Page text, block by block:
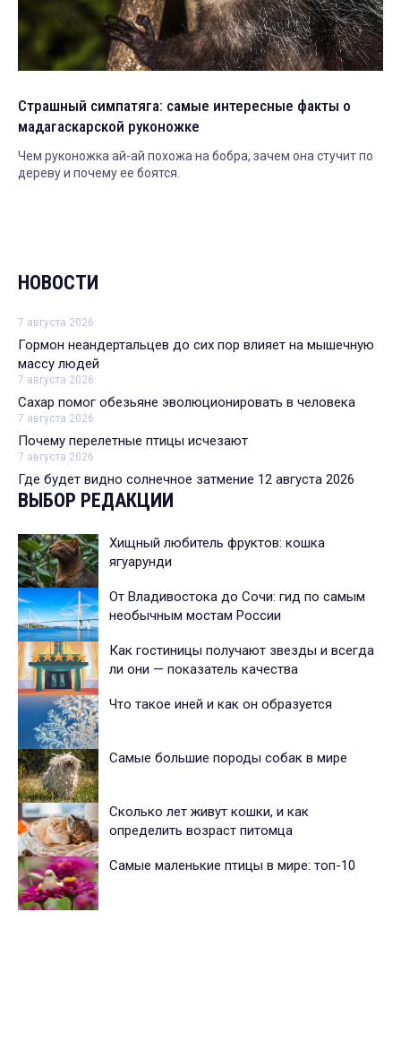
Страшный симпатяга: самые интересные факты о
мадагаскарской руконожке
Чем руконожка ай-ай похожа на бобра, зачем она стучит по
дереву и почему ее боятся.
НОВОСТИ
7 августа 2026
Гормон неандертальцев до сих пор влияет на мышечную
массу людей
7 августа 2026
Сахар помог обезьяне эволюционировать в человека
7 августа 2026
Почему перелетные птицы исчезают
7 августа 2026
Где будет видно солнечное затмение 12 августа 2026
ВЫБОР РЕДАКЦИИ
Хищный любитель фруктов: кошка
ягуарунди
От Владивостока до Сочи: гид по самым
необычным мостам России
Как гостиницы получают звезды и всегда
ли они — показатель качества
Что такое иней и как он образуется
Самые большие породы собак в мире
Сколько лет живут кошки, и как
определить возраст питомца
Самые маленькие птицы в мире: топ-10